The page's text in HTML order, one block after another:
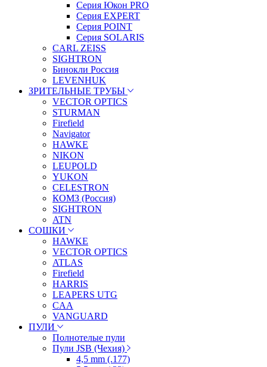
Серия Юкон PRO
Серия EXPERT
Серия POINT
Серия SOLARIS
CARL ZEISS
SIGHTRON
Бинокли Россия
LEVENHUK
ЗРИТЕЛЬНЫЕ ТРУБЫ
VECTOR OPTICS
STURMAN
Firefield
Navigator
HAWKE
NIKON
LEUPOLD
YUKON
CELESTRON
КОМЗ (Россия)
SIGHTRON
ATN
СОШКИ
HAWKE
VECTOR OPTICS
ATLAS
Firefield
HARRIS
LEAPERS UTG
CAA
VANGUARD
ПУЛИ
Полнотелые пули
Пули JSB (Чехия)
4,5 mm (.177)